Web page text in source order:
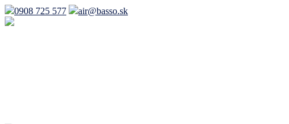
0908 725 577 air@basso.sk